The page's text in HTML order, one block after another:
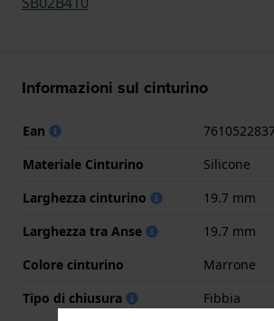
Informazioni sul cinturino
Ean
Materiale Cinturino
Silicone
Larghezza cinturino
19.7 mm
Larghezza tra Anse
19.7 mm
Colore cinturino
Marrone
Tipo di chiusura
Fibbia